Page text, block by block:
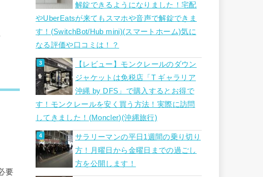
要
解錠できるようになりました！宅配
やUberEatsが来てもスマホや音声で解錠できま
す！(SwitchBot/Hub mini)(スマートホーム)気に
なる評価や口コミは！？
【レビュー】モンクレールのダウン
ジャケットは免税店「T ギャラリア
沖縄 by DFS」で購入するとお得で
す！モンクレールを安く買う方法！実際に訪問
してきました！(Moncler)(沖縄旅行)
サラリーマンの平日1週間の乗り切り
方！月曜日から金曜日までの過ごし
方を公開します！